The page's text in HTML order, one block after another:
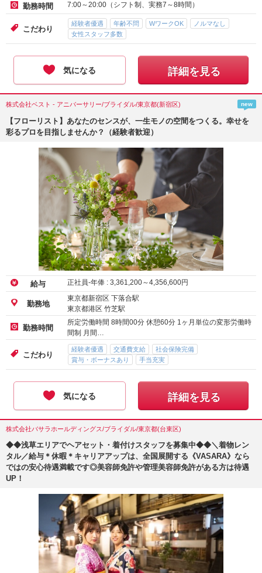
勤務時間 7:00～20:00（シフト制、実務7～8時間）
こだわり
経験者優遇 年齢不問 WワークOK
ノルマなし
女性スタッフ多数
気になる 詳細を見る
株式会社ベスト - アニバーサリー/ブライダル/東京都(新宿区) new
【フローリスト】あなたのセンスが、一生モノの空間をつくる。幸せを
彩るプロを目指しませんか？（経験者歓迎）
給与 正社員-年俸 : 3,361,200～4,356,600円
勤務地
東京都新宿区 下落合駅
東京都港区 竹芝駅
勤務時間
所定労働時間 8時間00分 休憩60分 1ヶ月単位の変形労働時
間制 月間…
こだわり
経験者優遇 交通費支給
社会保険完備
賞与・ボーナスあり
手当充実
気になる 詳細を見る
株式会社バサラホールディングス/ブライダル/東京都(台東区)
◆◆浅草エリアでヘアセット・着付けスタッフを募集中◆◆＼着物レン
タル／給与＊休暇＊キャリアアップは、全国展開する《VASARA》なら
ではの安心待遇満載です◎美容師免許や管理美容師免許がある方は待遇
UP！